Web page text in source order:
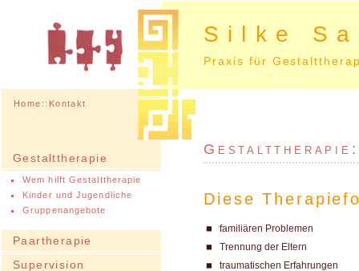
Silke
Praxis für
Home :: Kontakt
Gestalttherapie
Wem hilft Gestalttherapie
Kinder und Jugendliche
Gruppenangebote
Paartherapie
Supervision
Gestalttherapie:
Diese
familiären Problemen
Trennung der Eltern
traumatischen Erfahrungen